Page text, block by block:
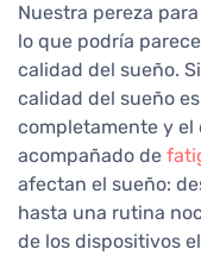
Nuestra pereza
lo que podría
calidad del sueño.
calidad del sueño
completamente y
acompañado de
afectan el sueño:
hasta una rutina
de los dispositivos